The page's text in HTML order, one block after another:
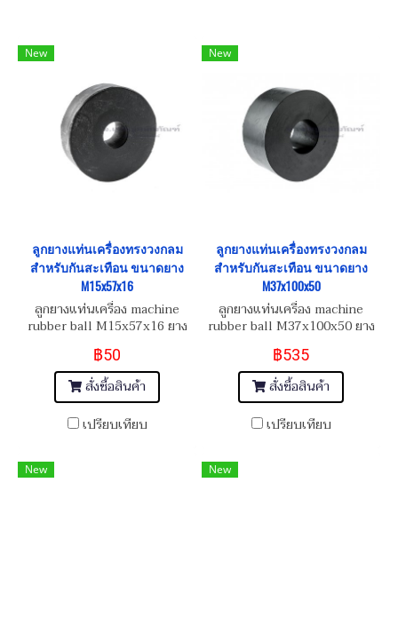
New
ลูกยางแท่นเครื่องทรงวงกลม
สำหรับกันสะเทือน ขนาดยาง
M15x57x16
ลูกยางแท่นเครื่อง machine
rubber ball M15x57x16 ยาง
รองแท่นเก๋งตัวบาง
฿50
สั่งซื้อสินค้า
เปรียบเทียบ
New
ลูกยางแท่นเครื่องทรงวงกลม
สำหรับกันสะเทือน ขนาดยาง
M37x100x50
ลูกยางแท่นเครื่อง machine
rubber ball M37x100x50 ยาง
ลองแท่นเก๋ง
฿535
สั่งซื้อสินค้า
เปรียบเทียบ
New New